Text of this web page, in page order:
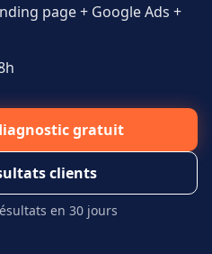
page + Google Ads +
gratuit
clients
en 30 jours